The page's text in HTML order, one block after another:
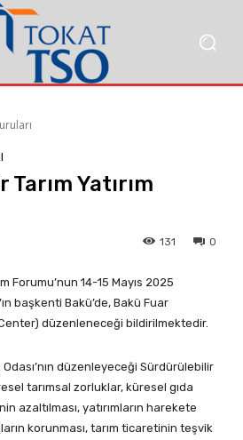
Yatırım
0
131
Forumu’nun 14-15 Mayıs 2025
başkenti Bakü’de, Bakü Fuar
düzenleneceği bildirilmektedir.
düzenleyeceği Sürdürülebilir
tarımsal zorluklar, küresel gıda
azaltılması, yatırımların harekete
korunması, tarım ticaretinin teşvik